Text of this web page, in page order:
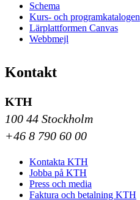
Schema
Kurs- och programkatalogen
Lärplattformen Canvas
Webbmejl
Kontakt
KTH
100 44 Stockholm
+46 8 790 60 00
Kontakta KTH
Jobba på KTH
Press och media
Faktura och betalning KTH